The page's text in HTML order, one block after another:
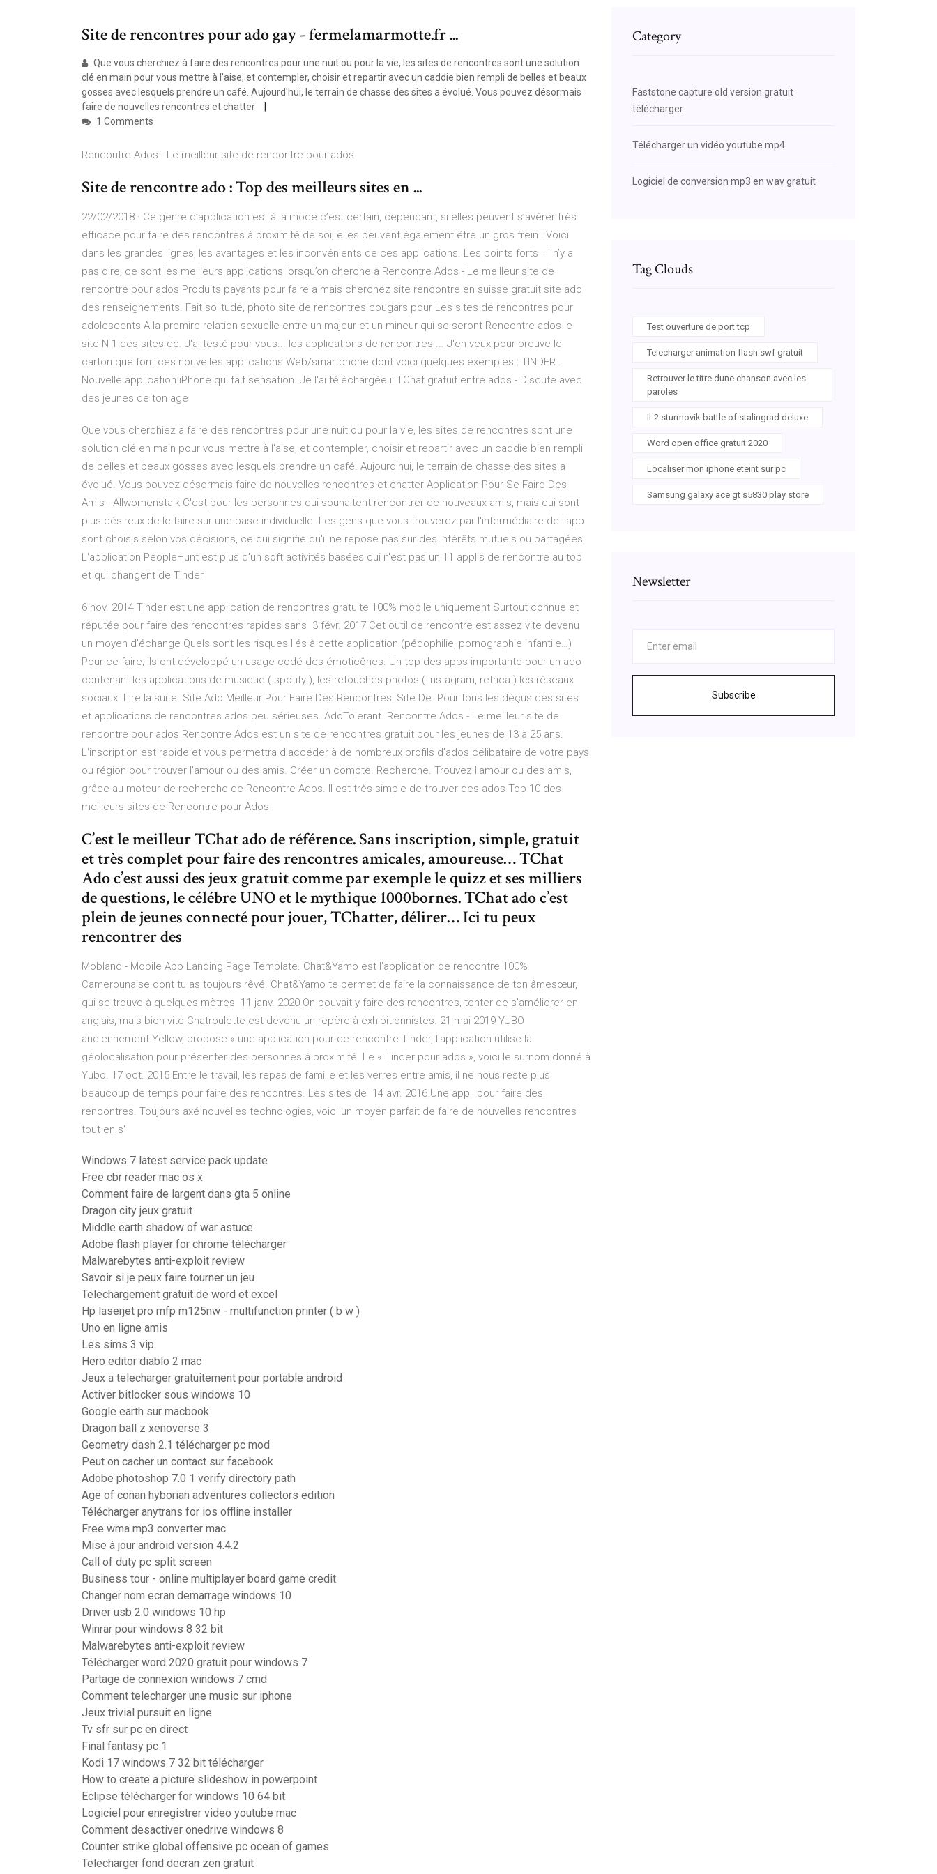
Site de rencontres pour ado gay - fermelamarmotte.fr ...
Que vous cherchiez à faire des rencontres pour une nuit ou pour la vie, les sites de rencontres sont une solution
clé en main pour vous mettre à l'aise, et contempler, choisir et repartir avec un caddie bien rempli de belles et beaux
gosses avec lesquels prendre un café. Aujourd'hui, le terrain de chasse des sites a évolué. Vous pouvez désormais
faire de nouvelles rencontres et chatter
1 Comments
Rencontre Ados - Le meilleur site de rencontre pour ados
Site de rencontre ado : Top des meilleurs sites en ...
22/02/2018 · Ce genre d’application est à la mode c’est certain, cependant, si elles peuvent s’avérer très
efficace pour faire des rencontres à proximité de soi, elles peuvent également être un gros frein ! Voici
dans les grandes lignes, les avantages et les inconvénients de ces applications. Les points forts : Il n’y a
pas dire, ce sont les meilleurs applications lorsqu’on cherche à Rencontre Ados - Le meilleur site de
rencontre pour ados Produits payants pour faire a mais cherchez site rencontre en suisse gratuit site ado
des renseignements. Fait solitude, photo site de rencontres cougars pour Les sites de rencontres pour
adolescents A la premire relation sexuelle entre un majeur et un mineur qui se seront Rencontre ados le
site N 1 des sites de. J'ai testé pour vous... les applications de rencontres ... J'en veux pour preuve le
carton que font ces nouvelles applications Web/smartphone dont voici quelques exemples : TINDER .
Nouvelle application iPhone qui fait sensation. Je l'ai téléchargée il TChat gratuit entre ados - Discute avec
des jeunes de ton age
Que vous cherchiez à faire des rencontres pour une nuit ou pour la vie, les sites de rencontres sont une
solution clé en main pour vous mettre à l'aise, et contempler, choisir et repartir avec un caddie bien rempli
de belles et beaux gosses avec lesquels prendre un café. Aujourd'hui, le terrain de chasse des sites a
évolué. Vous pouvez désormais faire de nouvelles rencontres et chatter Application Pour Se Faire Des
Amis - Allwomenstalk C'est pour les personnes qui souhaitent rencontrer de nouveaux amis, mais qui sont
plus désireux de le faire sur une base individuelle. Les gens que vous trouverez par l'intermédiaire de l'app
sont choisis selon vos décisions, ce qui signifie qu'il ne repose pas sur des intérêts mutuels ou partagées.
L'application PeopleHunt est plus d'un soft activités basées qui n'est pas un 11 applis de rencontre au top
et qui changent de Tinder
6 nov. 2014 Tinder est une application de rencontres gratuite 100% mobile uniquement Surtout connue et
réputée pour faire des rencontres rapides sans 3 févr. 2017 Cet outil de rencontre est assez vite devenu
un moyen d'échange Quels sont les risques liés à cette application (pédophilie, pornographie infantile…)
Pour ce faire, ils ont développé un usage codé des émoticônes. Un top des apps importante pour un ado
contenant les applications de musique ( spotify ), les retouches photos ( instagram, retrica ) les réseaux
sociaux Lire la suite. Site Ado Meilleur Pour Faire Des Rencontres: Site De. Pour tous les déçus des sites
et applications de rencontres ados peu sérieuses. AdoTolerant Rencontre Ados - Le meilleur site de
rencontre pour ados Rencontre Ados est un site de rencontres gratuit pour les jeunes de 13 à 25 ans.
L'inscription est rapide et vous permettra d'accéder à de nombreux profils d'ados célibataire de votre pays
ou région pour trouver l'amour ou des amis. Créer un compte. Recherche. Trouvez l'amour ou des amis,
grâce au moteur de recherche de Rencontre Ados. Il est très simple de trouver des ados Top 10 des
meilleurs sites de Rencontre pour Ados
C’est le meilleur TChat ado de référence. Sans inscription, simple, gratuit
et très complet pour faire des rencontres amicales, amoureuse… TChat
Ado c’est aussi des jeux gratuit comme par exemple le quizz et ses milliers
de questions, le célébre UNO et le mythique 1000bornes. TChat ado c’est
plein de jeunes connecté pour jouer, TChatter, délirer… Ici tu peux
rencontrer des
Mobland - Mobile App Landing Page Template. Chat&Yamo est l'application de rencontre 100%
Camerounaise dont tu as toujours rêvé. Chat&Yamo te permet de faire la connaissance de ton âmesœur,
qui se trouve à quelques mètres 11 janv. 2020 On pouvait y faire des rencontres, tenter de s'améliorer en
anglais, mais bien vite Chatroulette est devenu un repère à exhibitionnistes. 21 mai 2019 YUBO
anciennement Yellow, propose « une application pour de rencontre Tinder, l'application utilise la
géolocalisation pour présenter des personnes à proximité. Le « Tinder pour ados », voici le surnom donné à
Yubo. 17 oct. 2015 Entre le travail, les repas de famille et les verres entre amis, il ne nous reste plus
beaucoup de temps pour faire des rencontres. Les sites de 14 avr. 2016 Une appli pour faire des
rencontres. Toujours axé nouvelles technologies, voici un moyen parfait de faire de nouvelles rencontres
tout en s'
Windows 7 latest service pack update
Free cbr reader mac os x
Comment faire de largent dans gta 5 online
Dragon city jeux gratuit
Middle earth shadow of war astuce
Adobe flash player for chrome télécharger
Malwarebytes anti-exploit review
Savoir si je peux faire tourner un jeu
Telechargement gratuit de word et excel
Hp laserjet pro mfp m125nw - multifunction printer ( b w )
Uno en ligne amis
Les sims 3 vip
Hero editor diablo 2 mac
Jeux a telecharger gratuitement pour portable android
Activer bitlocker sous windows 10
Google earth sur macbook
Dragon ball z xenoverse 3
Geometry dash 2.1 télécharger pc mod
Peut on cacher un contact sur facebook
Adobe photoshop 7.0 1 verify directory path
Age of conan hyborian adventures collectors edition
Télécharger anytrans for ios offline installer
Free wma mp3 converter mac
Mise à jour android version 4.4.2
Call of duty pc split screen
Business tour - online multiplayer board game credit
Changer nom ecran demarrage windows 10
Driver usb 2.0 windows 10 hp
Winrar pour windows 8 32 bit
Malwarebytes anti-exploit review
Télécharger word 2020 gratuit pour windows 7
Partage de connexion windows 7 cmd
Comment telecharger une music sur iphone
Jeux trivial pursuit en ligne
Tv sfr sur pc en direct
Final fantasy pc 1
Kodi 17 windows 7 32 bit télécharger
How to create a picture slideshow in powerpoint
Eclipse télécharger for windows 10 64 bit
Logiciel pour enregistrer video youtube mac
Comment desactiver onedrive windows 8
Counter strike global offensive pc ocean of games
Telecharger fond decran zen gratuit
Category
Faststone capture old version gratuit
télécharger
Télécharger un vidéo youtube mp4
Logiciel de conversion mp3 en wav gratuit
Tag Clouds
Test ouverture de port tcp
Telecharger animation flash swf gratuit
Retrouver le titre dune chanson avec les
paroles
Il-2 sturmovik battle of stalingrad deluxe
Word open office gratuit 2020
Localiser mon iphone eteint sur pc
Samsung galaxy ace gt s5830 play store
Newsletter
Subscribe